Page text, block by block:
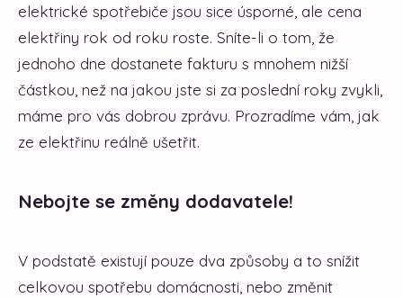
elektrické spotřebiče jsou sice úsporné, ale cena
elektřiny rok od roku roste. Sníte-li o tom, že
jednoho dne dostanete fakturu s mnohem nižší
částkou, než na jakou jste si za poslední roky zvykli,
máme pro vás dobrou zprávu. Prozradíme vám, jak
ze elektřinu reálně ušetřit.
Nebojte se změny dodavatele!
V podstatě existují pouze dva způsoby a to snížit
celkovou spotřebu domácnosti, nebo změnit